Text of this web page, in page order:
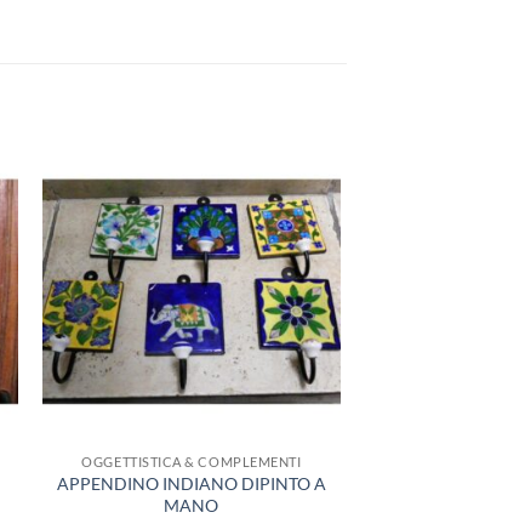
Aggiungi
alla lista
dei
desideri
OGGETTISTICA & COMPLEMENTI
APPENDINO INDIANO DIPINTO A
MANO